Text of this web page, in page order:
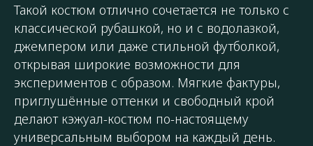
Такой костюм отлично сочетается не только с
классической рубашкой, но и с водолазкой,
джемпером или даже стильной футболкой,
открывая широкие возможности для
экспериментов с образом. Мягкие фактуры,
приглушённые оттенки и свободный крой
делают кэжуал-костюм по-настоящему
универсальным выбором на каждый день.